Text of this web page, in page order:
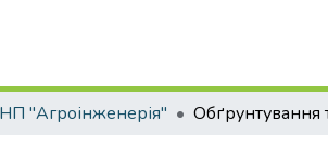
"Агроінженерія"